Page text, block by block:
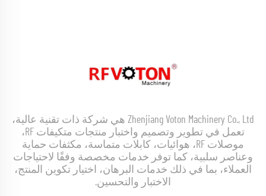
Zhenjiang Voton Machinery Co., Ltd هي شركة ذات تقنية عالية،
تعمل في تطوير وتصميم واختبار منتجات متكيفات RF،
موصلات RF، هوائيات، كابلات متماسة، مكثفات حماية
وعناصر سلبية، كما توفر خدمات مخصصة وفقًا لاحتياجات
العملاء، بما في ذلك خدمات البرهان، اختيار تكوين المنتج،
الاختبار والتحسين.